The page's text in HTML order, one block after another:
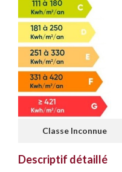
Classe Inconnue
Descriptif détaillé